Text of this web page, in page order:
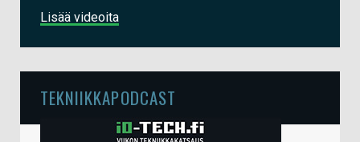
Lisää videoita
TEKNIIKKAPODCAST